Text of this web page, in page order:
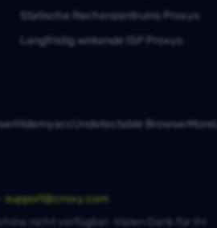
Statische Rechenzentrums Proxys
Langfristig wirkende ISP Proxys
Hidemyacc Undetectable Browser
support@croxy.com
nicht verfügbar. Vielen Dank für Ihr